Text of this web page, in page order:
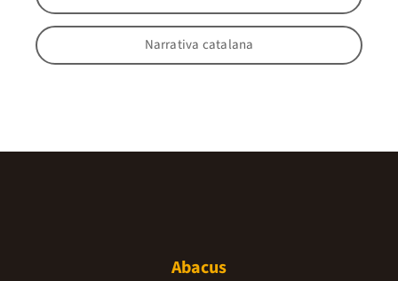
Narrativa catalana
Abacus